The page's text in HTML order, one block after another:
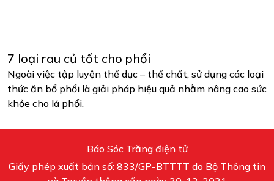
7 loại rau củ tốt cho phổi
Ngoài việc tập luyện thể dục – thể chất, sử dụng các loại
thức ăn bổ phổi là giải pháp hiệu quả nhằm nâng cao sức
khỏe cho lá phổi.
Báo Sóc Trăng điện tử
Giấy phép xuất bản số: 833/GP-BTTTT do Bộ Thông tin